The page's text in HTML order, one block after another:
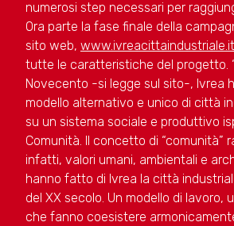
numerosi step necessari per
Ora parte la fase finale della
sito web, www.ivreacittaindustriale.it
tutte le caratteristiche del progetto.
Novecento -si legge sul sito-, Ivrea
modello alternativo e unico di città
su un sistema sociale e produttivo
Comunità. Il concetto di “comunità”
infatti, valori umani, ambientali e
hanno fatto di Ivrea la città
del XX secolo. Un modello di lavoro,
che fanno coesistere